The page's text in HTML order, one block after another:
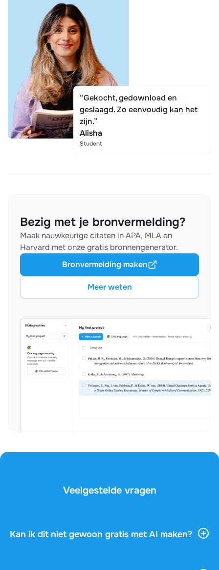
“Gekocht, gedownload en
geslaagd. Zo eenvoudig kan het
zijn.”
Alisha
Student
Bezig met je bronvermelding?
Maak nauwkeurige citaten in APA, MLA en
Harvard met onze gratis bronnengenerator.
Meer weten
Bronvermelding maken
Veelgestelde vragen
Kan ik dit niet gewoon gratis met AI maken?